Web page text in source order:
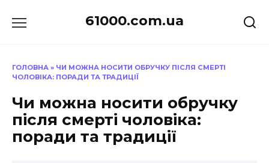
до
61000.com.ua
ГОЛОВНА » ЧИ МОЖНА НОСИТИ ОБРУЧКУ ПІСЛЯ СМЕРТІ
ЧОЛОВІКА: ПОРАДИ ТА ТРАДИЦІЇ
Чи можна носити обручку
після смерті чоловіка:
поради та традиції